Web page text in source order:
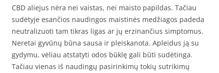
CBD aliejus nėra nei vaistas, nei maisto papildas. Tačiau
sudėtyje esančios naudingos maistinės medžiagos padeda
neutralizuoti tam tikras ligas ar jų erzinančius simptomus.
Neretai gyvūnų būna sausa ir pleiskanota. Apleidus ją su
gydymu, vėliau atstatyti odos būklę gali būti sudėtinga.
Tačiau vienas iš naudingų pasirinkimų tokių sutrikimų